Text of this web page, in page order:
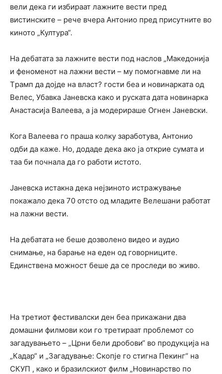
вели дека ги избираат лажните вести пред
вистинските – рече вчера Антонио пред присутните во
киното „Култура“.
На дебатата за лажните вести под наслов „Македонија
и феноменот на лажни вести – му помогнавме ли на
Tрамп да дојде на власт? гости беа и новинарката од
Велес, Убавка Јаневска како и руската дата новинарка
Анастасија Валеева, а ја модерираше Огнен Јаневски.
Кога Валеева го праша колку заработува, Антонио
одби да каже. Но, додаде дека ако ја открие сумата и
таа би почнала да го работи истото.
Јаневска истакна дека нејзиното истражување
покажало дека 70 отсто од младите Велешани работат
на лажни вести.
На дебатата не беше дозволено видео и аудио
снимање, на барање на еден од говорниците.
Единствена можност беше да се проследи во живо.
На третиот фестивалски ден беа прикажани два
домашни филмови кои го третираат проблемот со
загадувањето – „Црни бели дробови“ во продукција на
„Кадар“ и „Загадување: Скопје го стигна Пекинг“ на
СКУП , како и бразилскиот филм „Новинарство по